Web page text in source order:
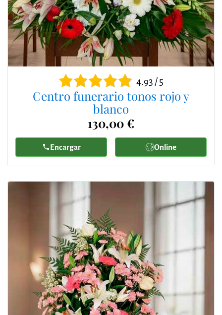
4.93 / 5
Centro funerario tonos rojo y
blanco
130,00 €
Encargar Online